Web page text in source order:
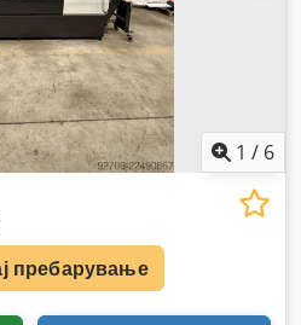
1 / 6
пребарување